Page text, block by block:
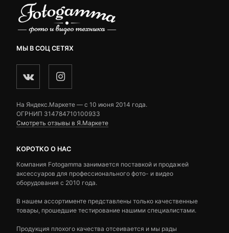
МЫ В СОЦ СЕТЯХ
На Яндекс.Маркете — c 10 июня 2014 года.
ОГРНИП 314784710100933
Смотреть отзывы в Я.Маркете
КОРОТКО О НАС
Компания Fotogamma занимается поставкой и продажей
аксессуаров для профессионального фото- и видео
оборудования с 2010 года.
В нашем ассортименте представлены только качественные
товары, прошедшие тестирование нашими специалистами.
Продукция плохого качества отсеивается и мы рады